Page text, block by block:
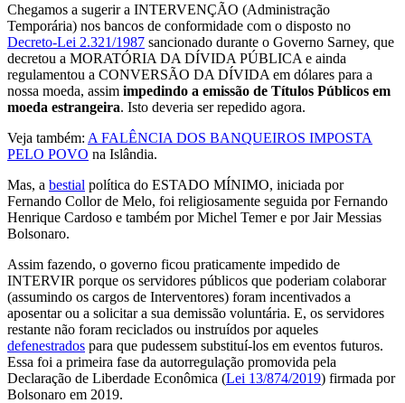
Chegamos a sugerir a INTERVENÇÃO (Administração
Temporária) nos bancos de conformidade com o disposto no
Decreto-Lei 2.321/1987 sancionado durante o Governo Sarney, que
decretou a MORATÓRIA DA DÍVIDA PÚBLICA e ainda
regulamentou a CONVERSÃO DA DÍVIDA em dólares para a
nossa moeda, assim impedindo a emissão de Títulos Públicos em
moeda estrangeira. Isto deveria ser repedido agora.
Veja também: A FALÊNCIA DOS BANQUEIROS IMPOSTA
PELO POVO na Islândia.
Mas, a bestial política do ESTADO MÍNIMO, iniciada por
Fernando Collor de Melo, foi religiosamente seguida por Fernando
Henrique Cardoso e também por Michel Temer e por Jair Messias
Bolsonaro.
Assim fazendo, o governo ficou praticamente impedido de
INTERVIR porque os servidores públicos que poderiam colaborar
(assumindo os cargos de Interventores) foram incentivados a
aposentar ou a solicitar a sua demissão voluntária. E, os servidores
restante não foram reciclados ou instruídos por aqueles
defenestrados para que pudessem substituí-los em eventos futuros.
Essa foi a primeira fase da autorregulação promovida pela
Declaração de Liberdade Econômica (Lei 13/874/2019) firmada por
Bolsonaro em 2019.